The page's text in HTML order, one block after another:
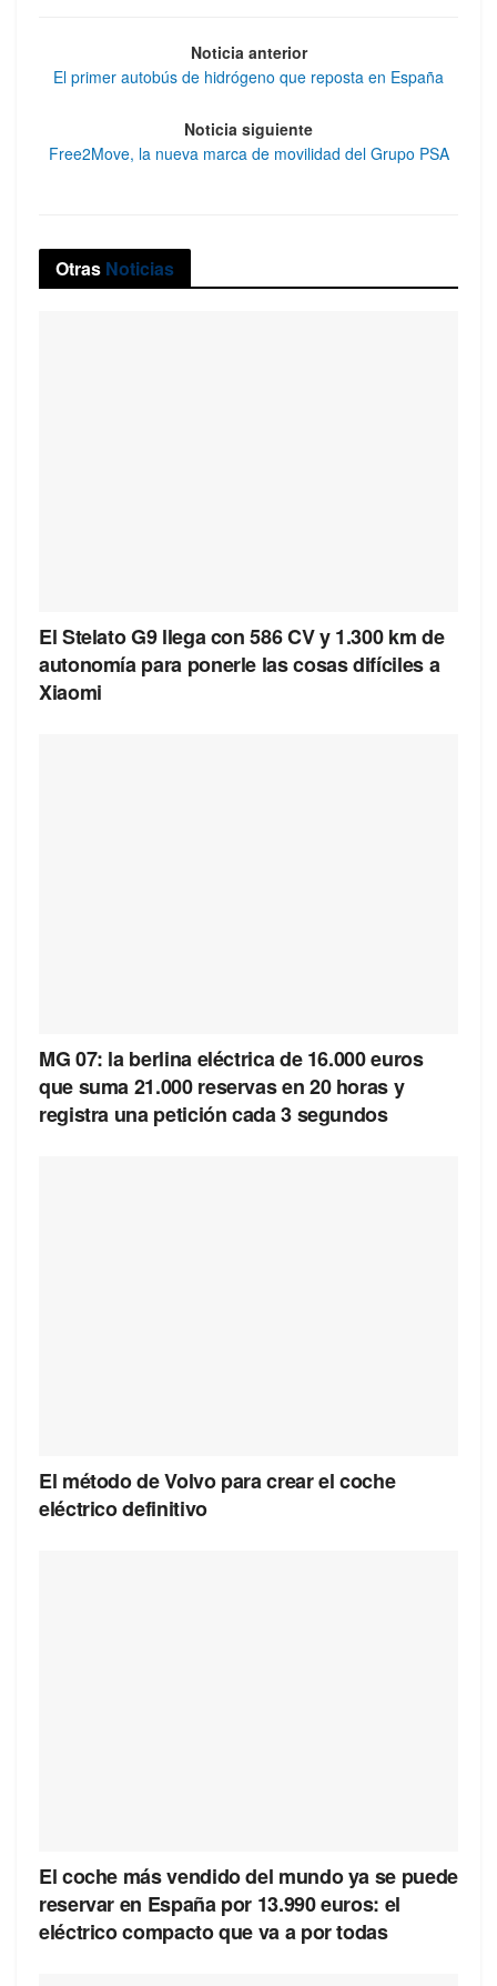
Noticia anterior
El primer autobús de hidrógeno que reposta en España
Noticia siguiente
Free2Move, la nueva marca de movilidad del Grupo PSA
Otras Noticias
El Stelato G9 llega con 586 CV y 1.300 km de
autonomía para ponerle las cosas difíciles a
Xiaomi
MG 07: la berlina eléctrica de 16.000 euros
que suma 21.000 reservas en 20 horas y
registra una petición cada 3 segundos
El método de Volvo para crear el coche
eléctrico definitivo
El coche más vendido del mundo ya se puede
reservar en España por 13.990 euros: el
eléctrico compacto que va a por todas